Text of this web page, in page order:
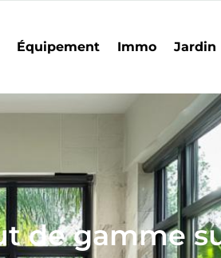
Équipement Immo Jardin
de gamme